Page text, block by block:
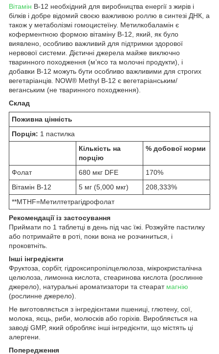
Вітамін B-12 необхідний для виробництва енергії з жирів і
білків і добре відомий своєю важливою роллю в синтезі ДНК, а
також у метаболізмі гомоцистеїну. Метилкобаламін є
коферментною формою вітаміну B-12, який, як було
виявлено, особливо важливий для підтримки здорової
нервової системи. Дієтичні джерела майже виключно
тваринного походження (м’ясо та молочні продукти), і
добавки B-12 можуть бути особливо важливими для строгих
вегетаріанців. NOW® Methyl B-12 є вегетаріанським/
веганським (не тваринного походження).
Склад
Поживна цінність
Порція: 1 пастилка
Кількість на
порцію
% добової норми
Фолат 680 мкг DFE
170%
Вітамін B-12
5 мг (5,000 мкг)
208,333%
**MTHF=Метилтетрагідрофолат
Рекомендації із застосування
Приймати по 1 таблетці в день під час їжі. Розжуйте пастилку
або потримайте в роті, поки вона не розчиниться, і
проковтніть.
Інші інгредієнти
Фруктоза, сорбіт, гідроксипропілцелюлоза, мікрокристалічна
целюлоза, лимонна кислота, стеаринова кислота (рослинне
джерело), ​​натуральні ароматизатори та стеарат магнію
(рослинне джерело).
Не виготовляється з інгредієнтами пшениці, глютену, сої,
молока, яєць, риби, молюсків або горіхів. Виробляється на
заводі GMP, який обробляє інші інгредієнти, що містять ці
алергени.
Попередження